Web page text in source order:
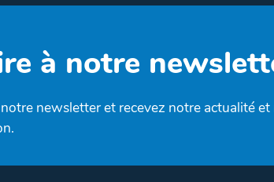
à notre
newsletter et recevez notre actualité